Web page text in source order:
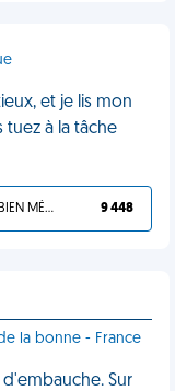
et je lis mon
tuez à la tâche
TU L'AS BIEN MÉRITÉ 9 448
la bonne - France
Sur